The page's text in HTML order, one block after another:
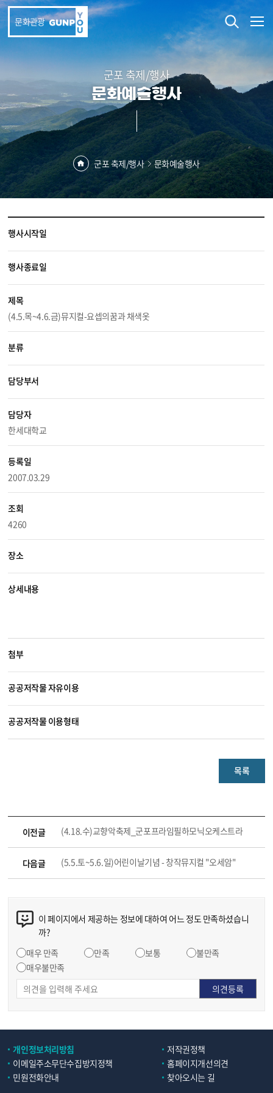
본문 바로가기
문화관광
군포 축제/행사
문화예술행사
군포 축제/행사 문화예술행사
행사시작일
행사종료일
제목
(4.5.목~4.6.금)뮤지컬-요셉의꿈과 채색옷
분류
담당부서
담당자
한세대학교
등록일
2007.03.29
조회
4260
장소
상세내용
첨부
공공저작물 자유이용
공공저작물 이용형태
목록
이전글 (4.18.수)교향악축제_군포프라임필하모닉오케스트라
다음글 (5.5.토~5.6.일)어린이날기념 - 창작뮤지컬 "오세암"
이 페이지에서 제공하는 정보에 대하여 어느 정도 만족하셨습니
까?
매우 만족
만족 보통
불만족
매우불만족
개인정보처리방침
저작권정책
이메일주소무단수집방지정책
홈페이지개선의견
민원전화안내
찾아오시는 길